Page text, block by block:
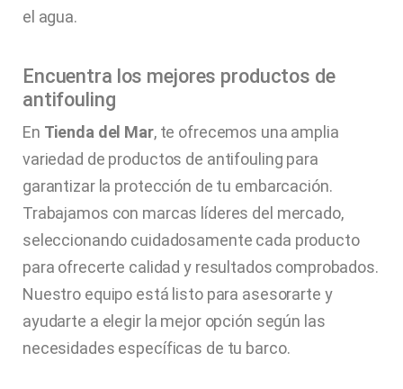
el agua.
Encuentra los mejores productos de
antifouling
En Tienda del Mar, te ofrecemos una amplia
variedad de productos de antifouling para
garantizar la protección de tu embarcación.
Trabajamos con marcas líderes del mercado,
seleccionando cuidadosamente cada producto
para ofrecerte calidad y resultados comprobados.
Nuestro equipo está listo para asesorarte y
ayudarte a elegir la mejor opción según las
necesidades específicas de tu barco.